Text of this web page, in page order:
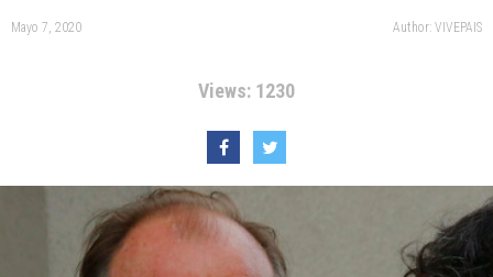
Mayo 7, 2020 Author: VIVEPAIS
Views: 1230